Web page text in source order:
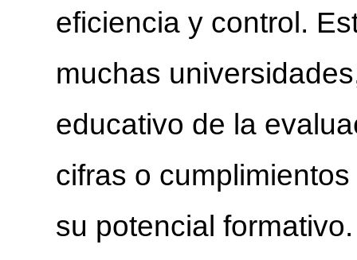
eficiencia y control.
muchas
educativo de la
cifras o
su potencial